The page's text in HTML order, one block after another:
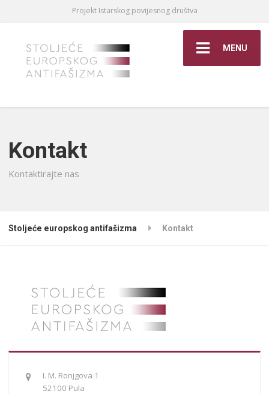
Projekt Istarskog povijesnog društva
MENU
Kontakt
Kontaktirajte nas
Stoljeće europskog antifašizma Kontakt
I. M. Ronjgova 1
52100 Pula